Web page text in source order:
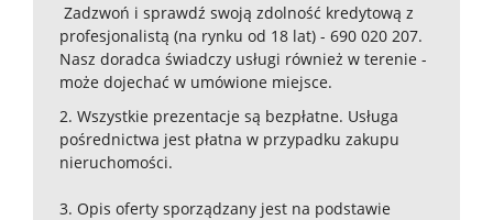
Zadzwoń i sprawdź swoją zdolność kredytową z
profesjonalistą (na rynku od 18 lat) - 690 020 207.
Nasz doradca świadczy usługi również w terenie -
może dojechać w umówione miejsce.
2. Wszystkie prezentacje są bezpłatne. Usługa
pośrednictwa jest płatna w przypadku zakupu
nieruchomości.
3. Opis oferty sporządzany jest na podstawie